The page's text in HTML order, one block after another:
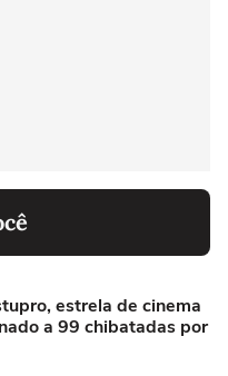
estrela de cinema
a 99 chibatadas por